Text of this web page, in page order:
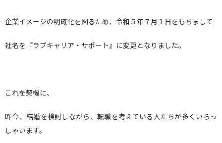
企業イメージの明確化を図るため、令和５年７月１日をもちまして
社名を『ラブキャリア・サポート』に変更となりました。
これを契機に、
昨今、結婚を検討しながら、転職を考えている人たちが多くいらっ
しゃいます。